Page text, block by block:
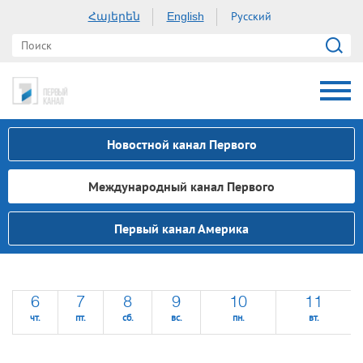
Հայերեն English Русский
Новостной канал Первого
Международный канал Первого
Первый канал Америка
6
чт.
7
пт.
8
сб.
9
вс.
10
пн.
11
вт.